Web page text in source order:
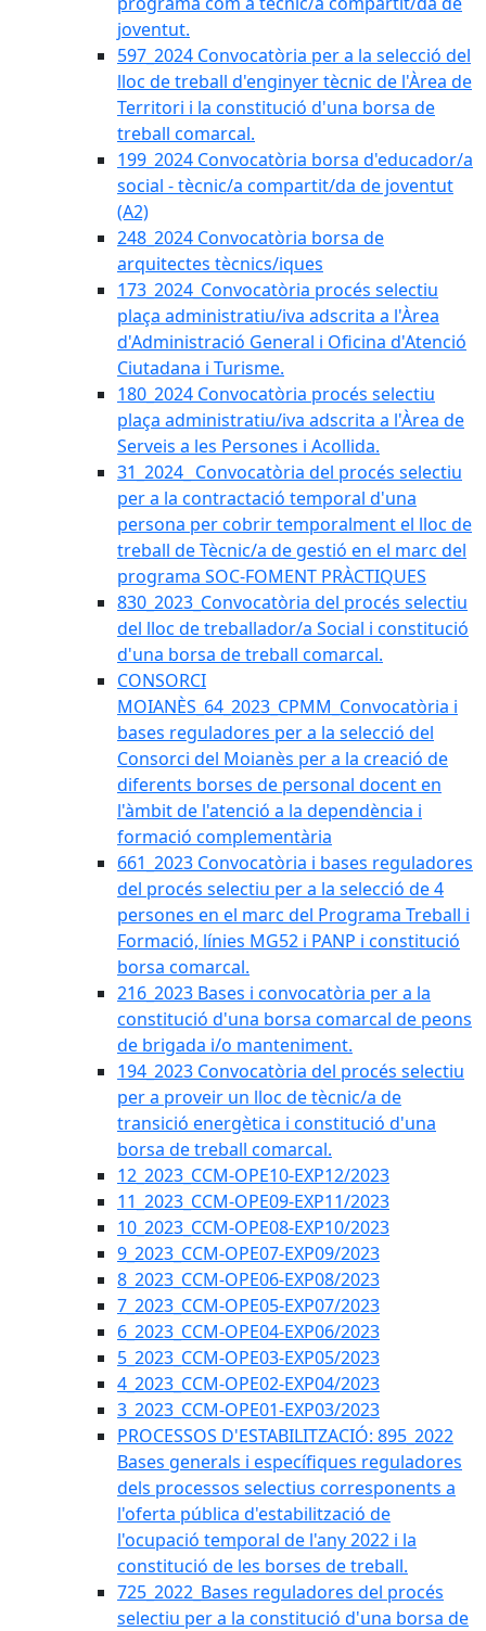
joventut.
597_2024 Convocatòria per a la selecció del
lloc de treball d'enginyer tècnic de l'Àrea de
Territori i la constitució d'una borsa de
treball comarcal.
199_2024 Convocatòria borsa d'educador/a
social - tècnic/a compartit/da de joventut
(A2)
248_2024 Convocatòria borsa de
arquitectes tècnics/iques
173_2024_Convocatòria procés selectiu
plaça administratiu/iva adscrita a l'Àrea
d'Administració General i Oficina d'Atenció
Ciutadana i Turisme.
180_2024 Convocatòria procés selectiu
plaça administratiu/iva adscrita a l'Àrea de
Serveis a les Persones i Acollida.
31_2024_ Convocatòria del procés selectiu
per a la contractació temporal d'una
persona per cobrir temporalment el lloc de
treball de Tècnic/a de gestió en el marc del
programa SOC-FOMENT PRÀCTIQUES
830_2023_Convocatòria del procés selectiu
del lloc de treballador/a Social i constitució
d'una borsa de treball comarcal.
CONSORCI
MOIANÈS_64_2023_CPMM_Convocatòria i
bases reguladores per a la selecció del
Consorci del Moianès per a la creació de
diferents borses de personal docent en
l'àmbit de l'atenció a la dependència i
formació complementària
661_2023 Convocatòria i bases reguladores
del procés selectiu per a la selecció de 4
persones en el marc del Programa Treball i
Formació, línies MG52 i PANP i constitució
borsa comarcal.
216_2023 Bases i convocatòria per a la
constitució d'una borsa comarcal de peons
de brigada i/o manteniment.
194_2023 Convocatòria del procés selectiu
per a proveir un lloc de tècnic/a de
transició energètica i constitució d'una
borsa de treball comarcal.
12_2023_CCM-OPE10-EXP12/2023
11_2023_CCM-OPE09-EXP11/2023
10_2023_CCM-OPE08-EXP10/2023
9_2023_CCM-OPE07-EXP09/2023
8_2023_CCM-OPE06-EXP08/2023
7_2023_CCM-OPE05-EXP07/2023
6_2023_CCM-OPE04-EXP06/2023
5_2023_CCM-OPE03-EXP05/2023
4_2023_CCM-OPE02-EXP04/2023
3_2023_CCM-OPE01-EXP03/2023
PROCESSOS D'ESTABILITZACIÓ: 895_2022
Bases generals i específiques reguladores
dels processos selectius corresponents a
l'oferta pública d'estabilització de
l'ocupació temporal de l'any 2022 i la
constitució de les borses de treball.
725_2022_Bases reguladores del procés
selectiu per a la constitució d'una borsa de